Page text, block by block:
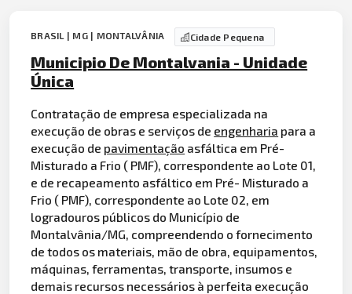
BRASIL | MG | MONTALVÂNIA Cidade Pequena
Municipio De Montalvania - Unidade
Única
Contratação de empresa especializada na
execução de obras e serviços de engenharia para a
execução de pavimentação asfáltica em Pré-
Misturado a Frio ( PMF), correspondente ao Lote 01,
e de recapeamento asfáltico em Pré- Misturado a
Frio ( PMF), correspondente ao Lote 02, em
logradouros públicos do Município de
Montalvânia/MG, compreendendo o fornecimento
de todos os materiais, mão de obra, equipamentos,
máquinas, ferramentas, transporte, insumos e
demais recursos necessários à perfeita execução